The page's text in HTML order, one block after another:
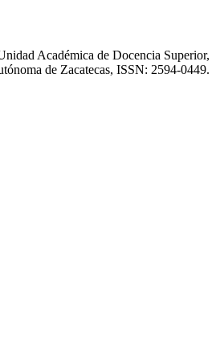
Académica de Docencia Superior,
de Zacatecas, ISSN: 2594-0449.